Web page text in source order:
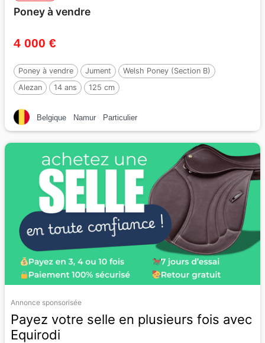
Poney à vendre
4 000 €
Poney à vendre Jument
Welsh Poney (Section B)
Alezan
14 ans 125 cm
Belgique Namur Particulier
Annonce sponsorisée
Payez votre selle en plusieurs fois avec
Equirodi